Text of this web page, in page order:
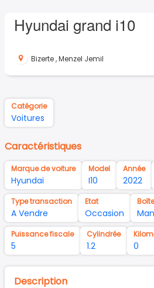
Hyundai grand i10
Bizerte,Menzel Jemil
Catégorie
Voitures
Caractéristiques
Marque de voiture
Hyundai
Model
I10
Année
2022
Type transaction
A Vendre
Etat
Occasion
Puissance fiscale
5
Cylindrée
1.2 0
Description